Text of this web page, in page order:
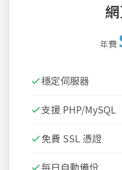
年費
穩定伺服器
支援 PHP/MySQL
免費 SSL 憑證
每日自動備份